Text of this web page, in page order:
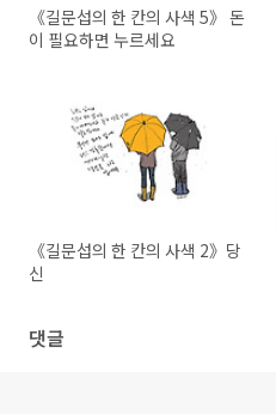
《길문섭의 한 칸의 사색 5》 돈
이 필요하면 누르세요
《길문섭의 한 칸의 사색 2》당
신
댓글